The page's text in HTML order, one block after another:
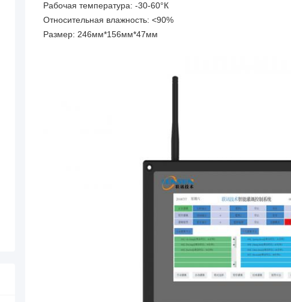
Рабочая температура: -30-60°К
Относительная влажность: <90%
Размер: 246мм*156мм*47мм